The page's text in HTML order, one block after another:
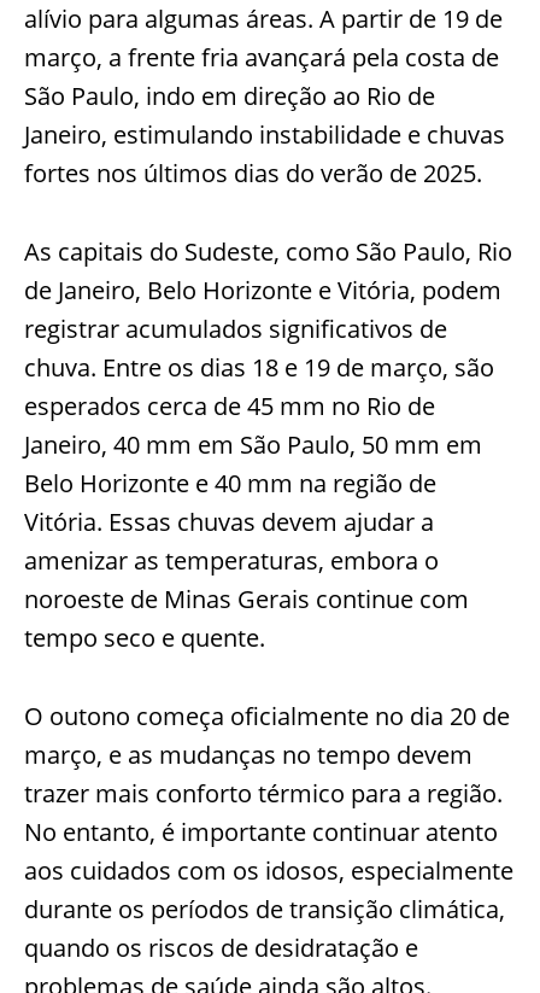
alívio para algumas áreas. A partir de 19 de
março, a frente fria avançará pela costa de
São Paulo, indo em direção ao Rio de
Janeiro, estimulando instabilidade e chuvas
fortes nos últimos dias do verão de 2025.
As capitais do Sudeste, como São Paulo, Rio
de Janeiro, Belo Horizonte e Vitória, podem
registrar acumulados significativos de
chuva. Entre os dias 18 e 19 de março, são
esperados cerca de 45 mm no Rio de
Janeiro, 40 mm em São Paulo, 50 mm em
Belo Horizonte e 40 mm na região de
Vitória. Essas chuvas devem ajudar a
amenizar as temperaturas, embora o
noroeste de Minas Gerais continue com
tempo seco e quente.
O outono começa oficialmente no dia 20 de
março, e as mudanças no tempo devem
trazer mais conforto térmico para a região.
No entanto, é importante continuar atento
aos cuidados com os idosos, especialmente
durante os períodos de transição climática,
quando os riscos de desidratação e
problemas de saúde ainda são altos.